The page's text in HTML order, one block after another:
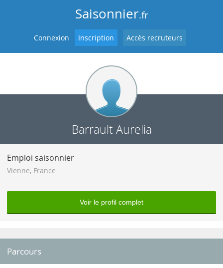
Saisonnier.fr
Connexion Inscription Accès recruteurs
Barrault Aurelia
Emploi saisonnier
Vienne, France
Voir le profil complet
Parcours